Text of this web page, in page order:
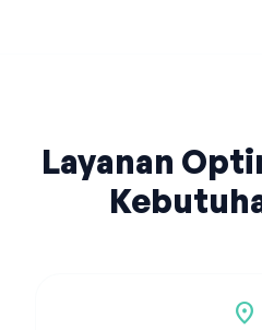
Layanan
location_on